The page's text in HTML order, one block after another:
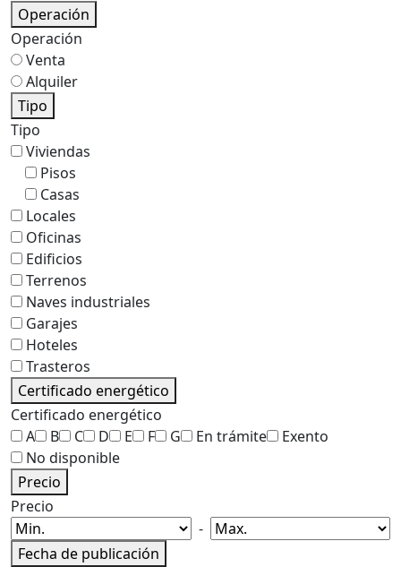
Operación
Operación
Venta
Alquiler
Tipo
Tipo
Viviendas
Pisos
Casas
Locales
Oficinas
Edificios
Terrenos
Naves industriales
Garajes
Hoteles
Trasteros
Certificado energético
Certificado energético
A
B C D E F G En trámite
Exento
No disponible
Precio
Precio
-
Fecha de publicación